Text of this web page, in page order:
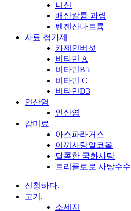
니신
배산칼륨 과립
벤젠산나트륨
사료 첨가제
카제인버섯
비타민 A
비타민B5
비타민 C
비타민D3
인산염
인산염
감미료
아스파라거스
이끼사탕알코올
달콤한 국화사탕
트리클로로 사탕수수
신청하다.
고기.
소세지